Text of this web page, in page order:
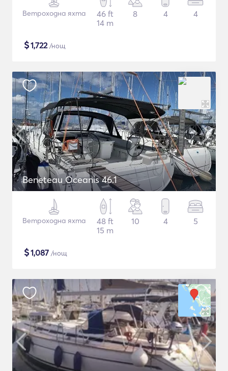
Ветроходна яхта
46 ft
14 m
8 4 4
$1,722/нощ
Beneteau Oceanis 46.1
Ветроходна яхта
48 ft
15 m
10 4 5
$1,087 /нощ